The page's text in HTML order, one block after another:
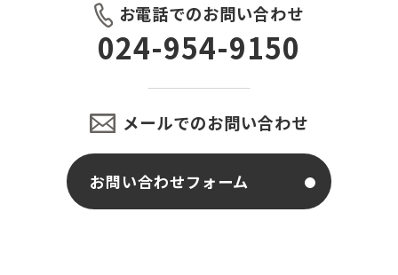
お電話でのお問い合わせ
024-954-9150
メールでのお問い合わせ
お問い合わせフォーム